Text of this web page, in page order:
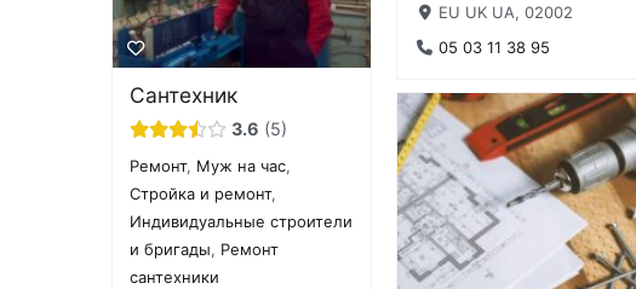
EU UK UA, 02002
05 03 11 38 95
Сантехник
3.6 5
Ремонт, Муж на час,
Стройка и ремонт,
Индивидуальные строители
и бригады, Ремонт
сантехники